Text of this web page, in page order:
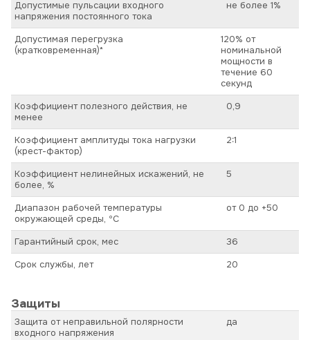
Допустимые пульсации входного
напряжения постоянного тока
не более 1%
Допустимая перегрузка
(кратковременная)*
120% от
номинальной
мощности в
течение 60
секунд
Коэффициент полезного действия, не
менее
0,9
Коэффициент амплитуды тока нагрузки
(крест-фактор)
2:1
Коэффициент нелинейных искажений, не
более, %
5
Диапазон рабочей температуры
окружающей среды, ºС
от 0 до +50
Гарантийный срок, мес
36
Срок службы, лет
20
Защиты
Защита от неправильной полярности
входного напряжения
да